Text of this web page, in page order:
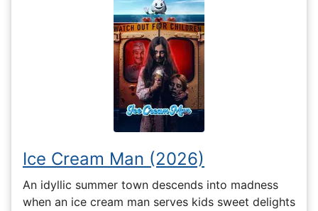
Ice Cream Man (2026)
An idyllic summer town descends into madness
when an ice cream man serves kids sweet delights